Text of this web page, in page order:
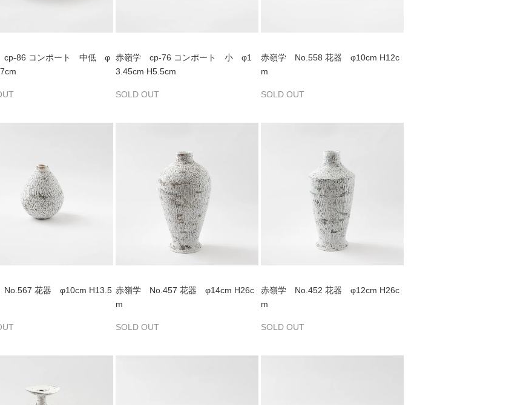
cp-86 コンポート 中低 φ 赤嶺学 cp-76 コンポート 小 φ1
3.45cm H5.5cm
SOLD OUT
赤嶺学 No.558 花器 φ10cm H12c
m
SOLD OUT
花器 φ10cm H13.5 赤嶺学 No.457 花器 φ14cm H26c
m
SOLD OUT
赤嶺学 No.452 花器 φ12cm H26c
m
SOLD OUT